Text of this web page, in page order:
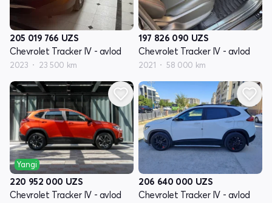
205 019 766 UZS
Chevrolet Tracker IV - avlod
2023 23 500 km
197 826 090 UZS
Chevrolet Tracker IV - avlod
2021 58 000 km
Yangi
220 952 000 UZS
Chevrolet Tracker IV - avlod
206 640 000 UZS
Chevrolet Tracker IV - avlod